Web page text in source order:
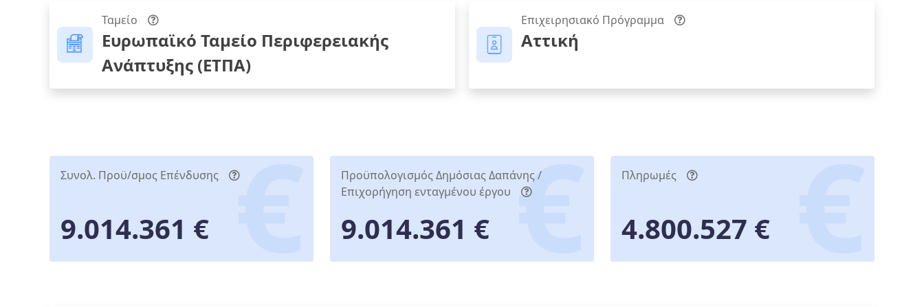
Ταμείο
Ευρωπαϊκό Ταμείο Περιφερειακής
Ανάπτυξης (ΕΤΠΑ)
Επιχειρησιακό Πρόγραμμα
Αττική
Συνολ. Προϋ/σμος Επένδυσης
9.014.361 €
Προϋπολογισμός Δημόσιας Δαπάνης /
Επιχορήγηση ενταγμένου έργου
9.014.361 €
Πληρωμές
4.800.527 €